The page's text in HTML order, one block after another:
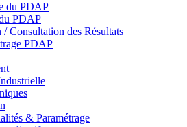
du PDAP
PDAP
/ Consultation des Résultats
PDAP
& Paramétrage